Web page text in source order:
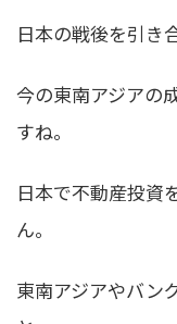
日本の戦後を引き
今の東南アジアの
すね。
日本で不動産投資
ん。
東南アジアやバン